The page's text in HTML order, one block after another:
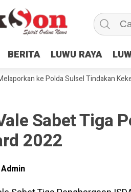
BERITA LUWU RAYA
BERITA LUWU RAYA
ke Polda Sulsel Tindakan
Sabet Tiga
2022
Admin